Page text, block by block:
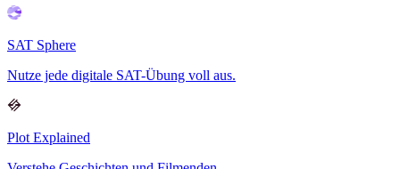
SAT Sphere
Nutze jede digitale SAT-Übung voll aus.
Plot Explained